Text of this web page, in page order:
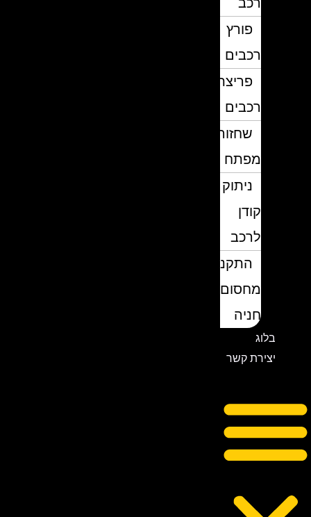
פורץ
רכבים
פריצת
רכבים
שחזור
מפתח
ניתוק
לרכב
התקנת
מחסום
חניה
יצירת קשר